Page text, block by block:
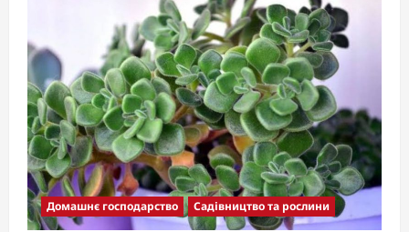
Домашнє господарство Садівництво та рослини